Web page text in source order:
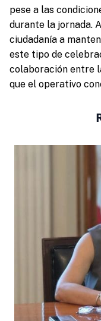
pese a las
durante la jornada.
ciudadanía a
este tipo de
colaboración entre
que el operativo